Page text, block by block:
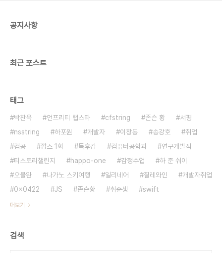
공지사항
최근 포스트
태그
박찬욱 언프리티 랩스타 cfstring 존슨 황
서평
nsstring
하포원 개발자 이창동 송강호
취업
컴공
깝스 1회 독후감 컴퓨터공학과
연구개발직
티스토리챌린지
happo-one 감정수업
하 준 숴이
오블완
나가노 스키여행 일리네어 칠레와인
개발자취업
0x0422
JS 존슨황 취준생 swift
더보기
검색